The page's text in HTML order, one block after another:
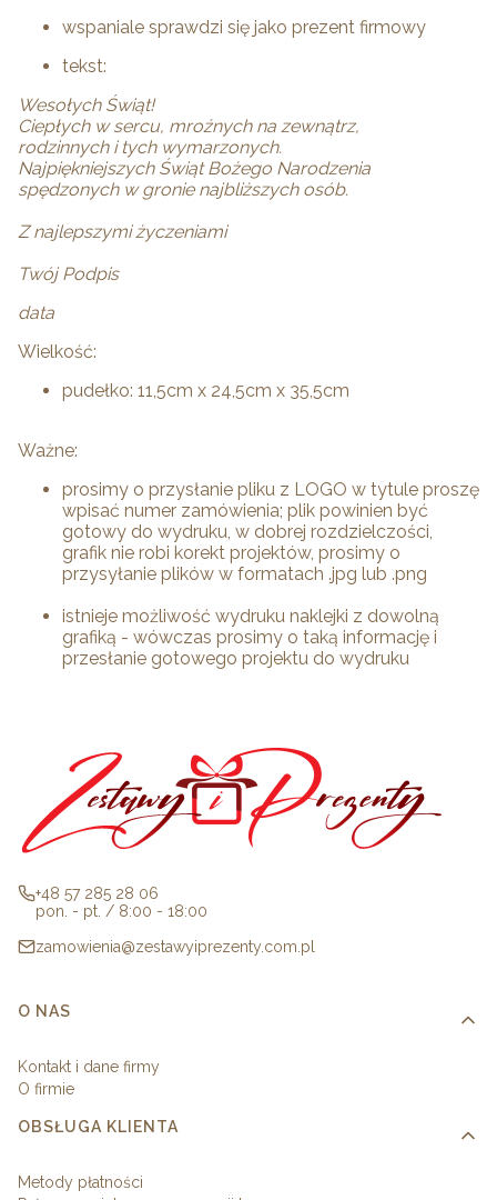
wspaniale sprawdzi się jako prezent firmowy
tekst:
Wesołych Świąt!
Ciepłych w sercu, mroźnych na zewnątrz,
rodzinnych i tych wymarzonych.
Najpiękniejszych Świąt Bożego Narodzenia
spędzonych w gronie najbliższych osób.
Z najlepszymi życzeniami
Twój Podpis
data
Wielkość:
pudełko: 11,5cm x 24,5cm x 35,5cm
Ważne:
prosimy o przysłanie pliku z LOGO w tytule proszę
wpisać numer zamówienia; plik powinien być
gotowy do wydruku, w dobrej rozdzielczości,
grafik nie robi korekt projektów, prosimy o
przysyłanie plików w formatach .jpg lub .png
istnieje możliwość wydruku naklejki z dowolną
grafiką - wówczas prosimy o taką informację i
przesłanie gotowego projektu do wydruku
+48 57 285 28 06
pon. - pt. / 8:00 - 18:00
zamowienia@zestawyiprezenty.com.pl
Linki w stopce
O NAS
Kontakt i dane firmy
O firmie
OBSŁUGA KLIENTA
Metody płatności